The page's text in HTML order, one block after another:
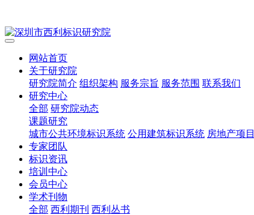
网站首页
关于研究院
研究院简介 组织架构 服务宗旨 服务范围 联系我们
研究中心
全部 研究院动态
课题研究
城市公共环境标识系统 公用建筑标识系统 房地产项
专家团队
标识资讯
培训中心
会员中心
学术刊物
全部 西利期刊 西利丛书